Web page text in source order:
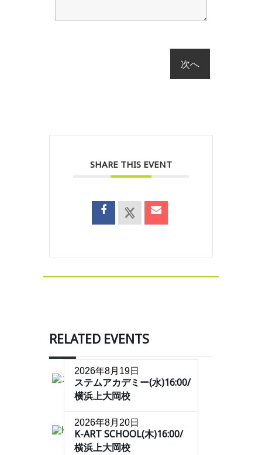
SHARE THIS EVENT
RELATED EVENTS
2026年8月19日
ステムアカデミー(水)16:00/
横浜上大岡校
2026年8月20日
K-ART SCHOOL(木)16:00/
横浜上大岡校